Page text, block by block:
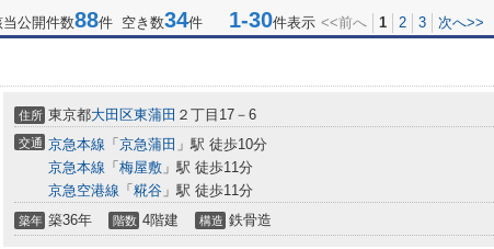
当公開件数88件 空き数34件 1-30件表示 <<前へ 1 2 3 次へ>>
住所 東京都大田区東蒲田 ２丁目17－6
交通 京急本線 「 京急蒲田 」駅 徒歩10分
京急本線 「 梅屋敷 」駅 徒歩11分
京急空港線 「 糀谷 」駅 徒歩11分
築年 築36年 階数 4階建 構造 鉄骨造